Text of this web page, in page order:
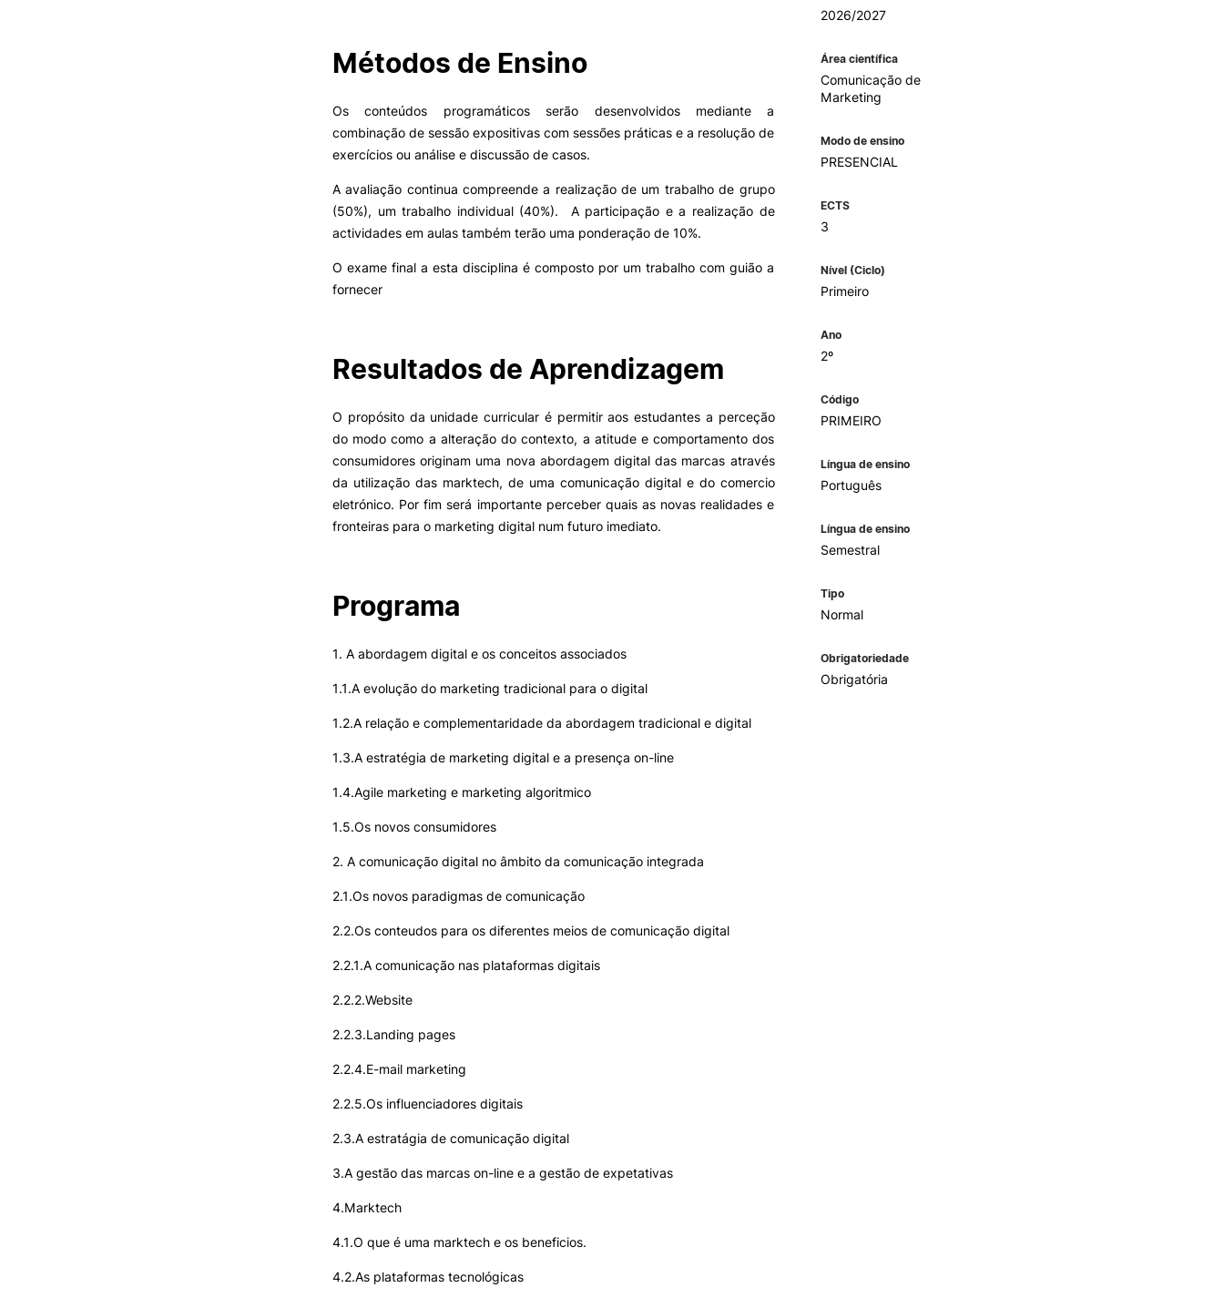
Razões para escolher o IPC
Oliveira do Hospital
Associações de Estudantes
Vida Académica
Informações Úteis
II&D E EMPRESAS
Empresas
INOPOL Academia de
Empreendedorismo
i2A - Instituto de Investigação
Produção Científica
Coimbra iTEC
Apresentação SASIPC
Gabinete de Apoio ao Estudante
– GAE
Alojamento
Projetos
Podcast “Quintas Académicas
com Alumni”
Portal de Emprego
Acessibilidades
Alojamento
Eficiência Energética
Farm4Future
IPC+Sucesso
inov3p – Centro de Inovação
Oferta Formativa
Pesquisa
Métodos de Ensino
Os conteúdos programáticos serão desenvolvidos mediante a
combinação de sessão expositivas com sessões práticas e a resolução de
exercícios ou análise e discussão de casos.
A avaliação continua compreende a realização de um trabalho de grupo
(50%), um trabalho individual (40%). A participação e a realização de
actividades em aulas também terão uma ponderação de 10%.
O exame final a esta disciplina é composto por um trabalho com guião a
fornecer
Resultados de Aprendizagem
O propósito da unidade curricular é permitir aos estudantes a perceção
do modo como a alteração do contexto, a atitude e comportamento dos
consumidores originam uma nova abordagem digital das marcas através
da utilização das marktech, de uma comunicação digital e do comercio
eletrónico. Por fim será importante perceber quais as novas realidades e
fronteiras para o marketing digital num futuro imediato.
Programa
1. A abordagem digital e os conceitos associados
1.1.A evolução do marketing tradicional para o digital
1.2.A relação e complementaridade da abordagem tradicional e digital
1.3.A estratégia de marketing digital e a presença on-line
1.4.Agile marketing e marketing algoritmico
1.5.Os novos consumidores
2. A comunicação digital no âmbito da comunicação integrada
2.1.Os novos paradigmas de comunicação
2.2.Os conteudos para os diferentes meios de comunicação digital
2.2.1.A comunicação nas plataformas digitais
2.2.2.Website
2.2.3.Landing pages
2.2.4.E-mail marketing
2.2.5.Os influenciadores digitais
2.3.A estratágia de comunicação digital
3.A gestão das marcas on-line e a gestão de expetativas
4.Marktech
4.1.O que é uma marktech e os beneficios.
4.2.As plataformas tecnológicas
2026/2027
Área científica
Comunicação de
Marketing
Modo de ensino
PRESENCIAL
ECTS
3
Nível (Ciclo)
Primeiro
Ano
2º
Código
PRIMEIRO
Língua de ensino
Português
Língua de ensino
Semestral
Tipo
Normal
Obrigatoriedade
Obrigatória